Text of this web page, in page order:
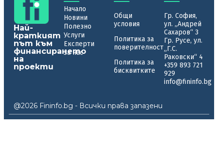
Най-
краткият
път към
финансирането
на
проекти
Начало
Новини
Полезно
Услуги
Експерти
За нас
Общи
условия
Политика за
поверителност
Политика за
бисквитките
Гр. София,
ул. „Андрей
Сахаров“ 3
Гр. Русе, ул.
„Г.С.
Раковски“ 4
+359 893 721
929
info@fininfo.bg
@2026 Fininfo.bg - Всички права запазени